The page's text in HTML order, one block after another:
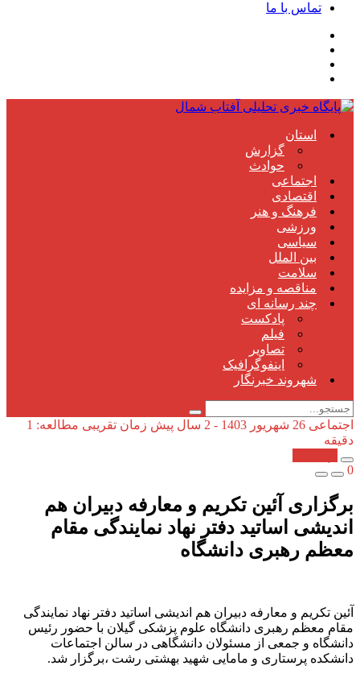
تماس با ما
استان
گزارش
حوادث
اجتماعی
اقتصادی
فرهنگ و هنر
ورزشی
سیاسی
بین الملل
سلامت
مناقصه و مزایده
چند رسانه ای
پادکست
فیلم
تصاویر
اینفوگرافیک
شهروند خبرنگار
اجتماعی 26 شهریور 1403 - 2 سال پیش
زمان تقریبی مطالعه: 1
دقیقه
0
برگزاری آئین تکریم و معارفه دبیران هم
اندیشی اساتید دفتر نهاد نمایندگی مقام
معظم رهبری دانشگاه
آئین تکریم و معارفه دبیران هم اندیشی اساتید دفتر نهاد نمایندگی
مقام معظم رهبری دانشگاه علوم پزشکی گیلان با حضور رئیس
دانشگاه و جمعی از مسئولان دانشگاهی در سالن اجتماعات
دانشکده پرستاری و مامایی شهید بهشتی رشت ،برگزار شد.